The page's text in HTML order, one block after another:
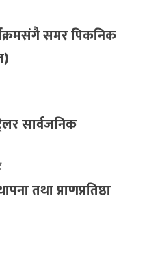
समर पिकनिक
सार्वजनिक
तथा प्राणप्रतिष्ठा